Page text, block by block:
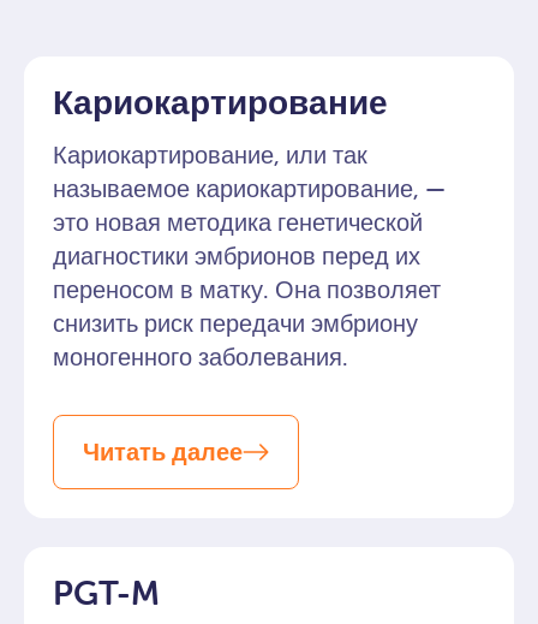
Кариокартирование
Кариокартирование, или так
называемое кариокартирование, —
это новая методика генетической
диагностики эмбрионов перед их
переносом в матку. Она позволяет
снизить риск передачи эмбриону
моногенного заболевания.
Читать далее
PGT-M